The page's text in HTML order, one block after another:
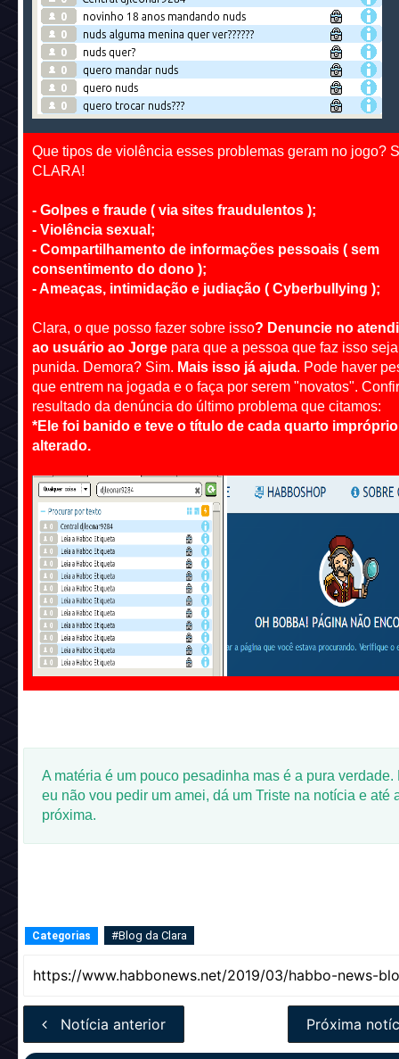
Que tipos de violência esses problemas geram no jogo?
CLARA!
- Golpes e fraude ( via sites fraudulentos );
- Violência sexual;
- Compartilhamento de informações pessoais ( sem
consentimento do dono );
- Ameaças, intimidação e judiação ( Cyberbullying );
Clara, o que posso fazer sobre isso? Denuncie no
ao usuário ao Jorgepara que a pessoa que faz isso seja
punida. Demora? Sim. Mais isso já ajuda. Pode haver
que entrem na jogada e o faça por serem "novatos".
resultado da denúncia do último problema que citamos:
*Ele foi banido e teve o título de cada quarto impróprio
alterado.
A matéria é um pouco pesadinha mas é a pura verdade.
eu não vou pedir um amei, dá um Triste na notícia e até
próxima.
Categorias #Blog da Clara
Notícia anterior Próxima